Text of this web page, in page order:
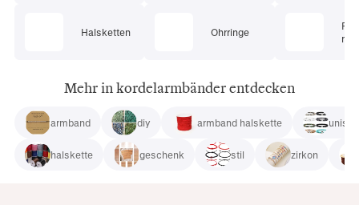
Halsketten Ohrringe
Mehr in kordelarmbänder entdecken
armband diy armband halskette unisex
halskette geschenk stil zirkon